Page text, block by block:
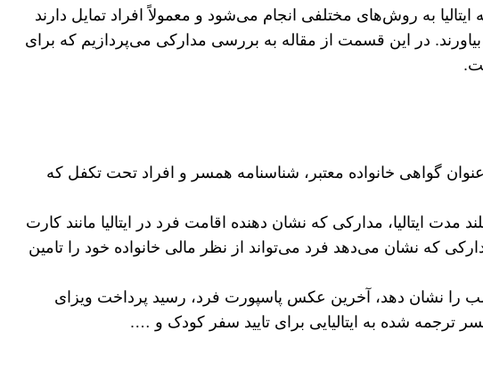
به روش‌های مختلفی انجام می‌شود و معمولاً افراد تمایل دارند
بیاورند. در این قسمت از مقاله به بررسی مدارکی می‌پردازیم که برای
گواهی خانواده معتبر، شناسنامه همسر و افراد تحت تکفل که
ایتالیا، مدارکی که نشان دهنده اقامت فرد در ایتالیا مانند کارت
که نشان می‌دهد فرد می‌تواند از نظر مالی خانواده خود را تامین
نشان دهد، آخرین عکس پاسپورت فرد، رسید پرداخت ویزای
ترجمه شده به ایتالیایی برای تایید سفر کودک و ….